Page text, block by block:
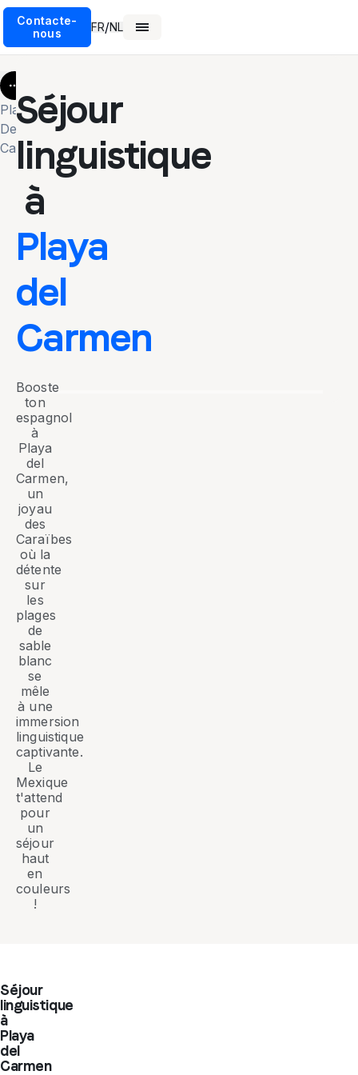
Contacte-
nous
FR/NL
More
Playa
Del
Carmen
Séjour
linguistique
à
Playa
del
Carmen
Booste
ton
espagnol
à
Playa
del
Carmen,
un
joyau
des
Caraïbes
où la
détente
sur
les
plages
de
sable
blanc
se
mêle
à une
immersion
linguistique
captivante.
Le
Mexique
t'attend
pour
un
séjour
haut
en
couleurs
!
Séjour
linguistique
à
Playa
del
Carmen